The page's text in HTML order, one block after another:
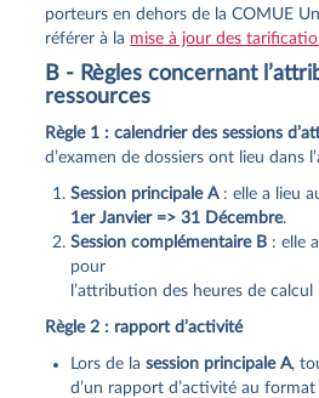
porteurs en dehors de la COMUE
référer à la mise à jour des
B - Règles concernant
ressources
Règle 1 : calendrier des sessions
d’examen de dossiers ont lieu dans
Session principale A : elle a lieu
1er Janvier => 31 Décembre.
Session complémentaire B : elle
pour
l’attribution des heures de
Règle 2 : rapport d’activité
Lors de lasession principale A,
d’un rapport d’activité au format